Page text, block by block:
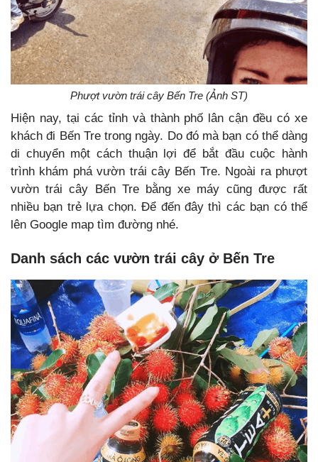
Phượt vườn trái cây Bến Tre (Ảnh ST)
Hiện nay, tại các tỉnh và thành phố lân cận đều có xe
khách đi Bến Tre trong ngày. Do đó mà bạn có thể dàng
di chuyển một cách thuận lợi để bắt đầu cuộc hành
trình khám phá vườn trái cây Bến Tre. Ngoài ra phượt
vườn trái cây Bến Tre bằng xe máy cũng được rất
nhiều bạn trẻ lựa chọn. Để đến đây thì các bạn có thể
lên Google map tìm đường nhé.
Danh sách các vườn trái cây ở Bến Tre